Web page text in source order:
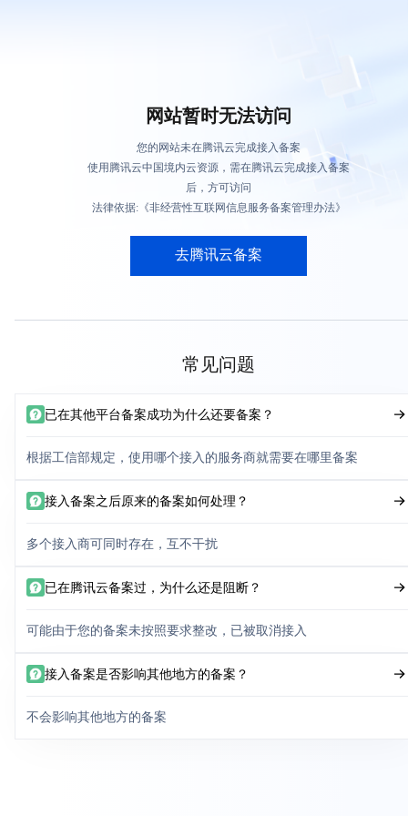
网站暂时无法访问
您的网站未在腾讯云完成接入备案
使用腾讯云中国境内云资源，需在腾讯云完成接入备案
后，方可访问
法律依据:《非经营性互联网信息服务备案管理办法》
去腾讯云备案
常见问题
已在其他平台备案成功为什么还要备案？
根据工信部规定，使用哪个接入的服务商就需要在哪里备案
接入备案之后原来的备案如何处理？
多个接入商可同时存在，互不干扰
已在腾讯云备案过，为什么还是阻断？
可能由于您的备案未按照要求整改，已被取消接入
接入备案是否影响其他地方的备案？
不会影响其他地方的备案